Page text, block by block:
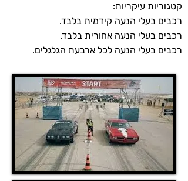
קטגוריות עיקריות:
רכבים בעלי הנעה קידמית בלבד.
רכבים בעלי הנעה אחורית בלבד.
רכבים בעלי הנעה לכל ארבעת הגלגלים.